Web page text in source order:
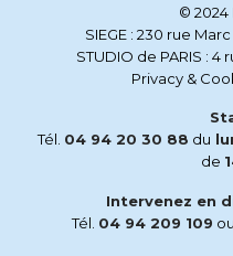
© 2024
SIEGE : 230 rue
STUDIO de PARIS :
Privacy &
Tél. 04 94 20 30 88 du
de
Intervenez en
Tél. 04 94 209 109